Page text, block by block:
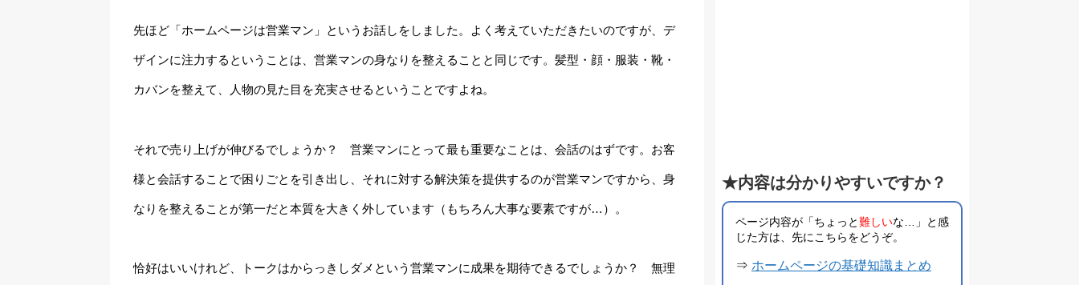
先ほど「ホームページは営業マン」というお話しをしました。よく考えていただきたいのですが、デ
ザインに注力するということは、営業マンの身なりを整えることと同じです。髪型・顔・服装・靴・
カバンを整えて、人物の見た目を充実させるということですよね。
それで売り上げが伸びるでしょうか？ 営業マンにとって最も重要なことは、会話のはずです。お客
様と会話することで困りごとを引き出し、それに対する解決策を提供するのが営業マンですから、身
なりを整えることが第一だと本質を大きく外しています（もちろん大事な要素ですが…）。
恰好はいいけれど、トークはからっきしダメという営業マンに成果を期待できるでしょうか？ 無理
★内容は分かりやすいですか？
ページ内容が「ちょっと難しいな…」と感
じた方は、先にこちらをどうぞ。
⇒ ホームページの基礎知識まとめ